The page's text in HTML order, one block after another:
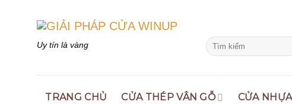
Uy tín là vàng
Search
for:
TRANG CHỦ CỬA THÉP VÂN GỖ CỬA